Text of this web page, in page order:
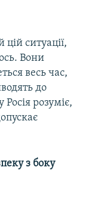
ситуації,
Вони
весь час,
до
розуміє,
з боку